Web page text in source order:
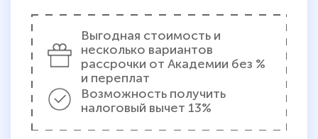
Выгодная стоимость и
несколько вариантов
рассрочки от Академии без %
и переплат
Возможность получить
налоговый вычет 13%